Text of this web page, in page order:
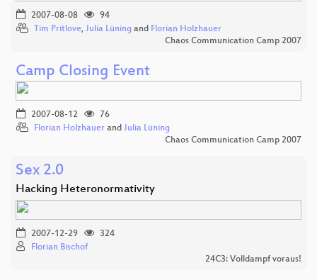
2007-08-08
94
Tim Pritlove, Julia Lüning and Florian Holzhauer
Chaos Communication Camp 2007
Camp Closing Event
2007-08-12
76
Florian Holzhauer and Julia Lüning
Chaos Communication Camp 2007
Sex 2.0
Hacking Heteronormativity
2007-12-29
324
Florian Bischof
24C3: Volldampf voraus!